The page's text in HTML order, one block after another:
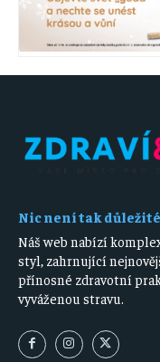
Nic není tak
Náš web nabízí
styl, zahrnující
přínosné zdravotní
vyváženou stravu.